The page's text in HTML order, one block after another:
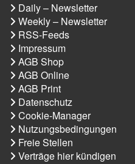
Daily – Newsletter
Weekly – Newsletter
RSS-Feeds
Impressum
AGB Shop
AGB Online
AGB Print
Datenschutz
Cookie-Manager
Nutzungsbedingungen
Freie Stellen
Verträge hier kündigen